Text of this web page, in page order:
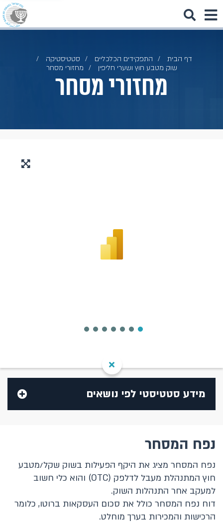
דף הבית התפקידים הכלכליים
סטטיסטיקה
שוק מטבע חוץ ושערי חליפין
מחזורי מסחר
מחזורי מסחר
מידע סטטיסטי לפי נושאים
בנקים
המוסדות הפיננסיים האחרים
מק"מ, איגרות חוב ממשלתיות וקונצרניות
המצרפים, הנכסים והאשראי
נפח המסחר
נפח המסחר מציג את היקף הפעילות בשוק שקל/מטבע
חוץ המתנהלת מעבל לדלפק (OTC) והוא כלי חשוב
למעקב אחר התנהלות השוק.
דוח נפח המסחר כולל את סכום העסקאות ברוטו, כלומר
הרכישות והמכירות בערך מוחלט.